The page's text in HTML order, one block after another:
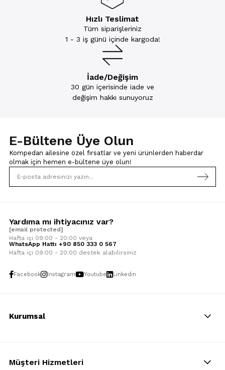
Hızlı Teslimat
Tüm siparişleriniz
1 - 3 iş günü içinde kargoda!
İade/Değişim
30 gün içerisinde iade ve
değişim hakkı sunuyoruz
E-Bültene Üye Olun
Kompedan ailesine özel fırsatlar ve yeni ürünlerden haberdar
olmak için hemen e-bültene üye olun!
Yardıma mı ihtiyacınız var?
[email protected]
Hafta içi 09:00 - 20:00 veya
WhatsApp Hattı +90 850 333 0 567
Hafta içi 09:00 - 20:00 destek alabilirsiniz
Facebook Instagram Youtube Linkedin
Kurumsal
Müşteri Hizmetleri